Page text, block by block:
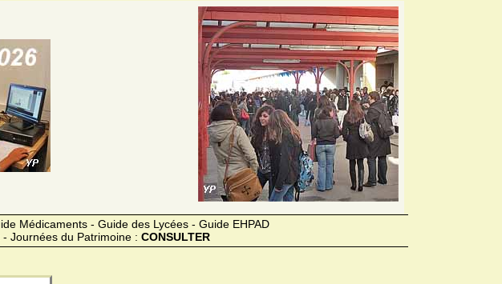
Médicaments - Guide des Lycées - Guide EHPAD
Journées du Patrimoine : CONSULTER